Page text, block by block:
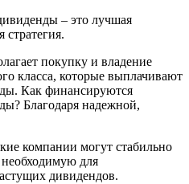
– это лучшая
стратегия.
покупку и владение
класса, которые выплачивают
Как финансируются
Благодаря надежной,
компании могут стабильно
для
дивидендов.